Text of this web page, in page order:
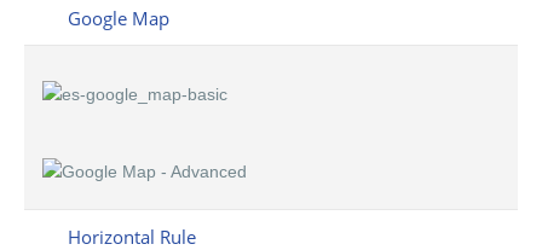
Google Map
Horizontal Rule